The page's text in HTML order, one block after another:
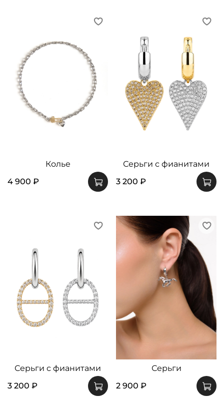
Колье
4 900 ₽
Серьги с фианитами
3 200 ₽
Серьги с фианитами
3 200 ₽
Серьги
2 900 ₽